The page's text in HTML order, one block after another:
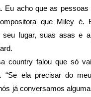
Eu acho que as pessoas
que Miley é.
seu lugar, suas asas e
country falou que só
“Se ela precisar do
já conversamos